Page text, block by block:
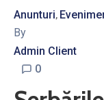
Anunturi‚
By
Admin Client
0